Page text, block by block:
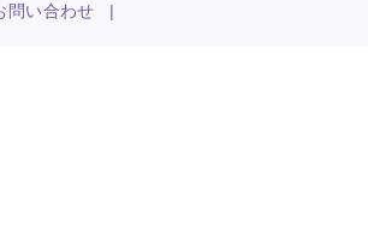
問い合わせ |